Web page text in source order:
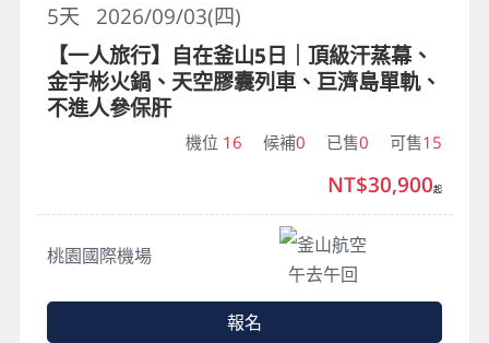
2026/09/03(四)
5天
【一人旅行】自在釜山5日｜頂級汗蒸幕、
金宇彬火鍋、天空膠囊列車、巨濟島單軌、
不進人參保肝
機位 16 候補0 已售0 可售15
桃園國際機場
釜山航空
午去午回
NT$30,900起
報名